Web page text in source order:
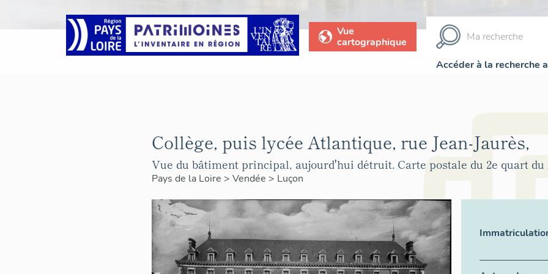
Vue
cartographique
Accéder à la recherche
Collège, puis lycée Atlantique, rue Jean-Jaurès,
Vue du bâtiment principal, aujourd'hui détruit. Carte postale du 2e quart du
Pays de la Loire > Vendée > Luçon